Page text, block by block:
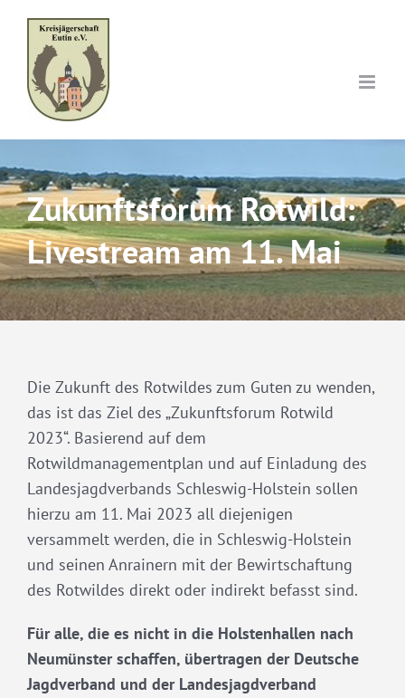
content
Zukunftsforum Rotwild:
Livestream am 11. Mai
Die Zukunft des Rotwildes zum Guten zu wenden,
das ist das Ziel des „Zukunftsforum Rotwild
2023“. Basierend auf dem
Rotwildmanagementplan und auf Einladung des
Landesjagdverbands Schleswig-Holstein sollen
hierzu am 11. Mai 2023 all diejenigen
versammelt werden, die in Schleswig-Holstein
und seinen Anrainern mit der Bewirtschaftung
des Rotwildes direkt oder indirekt befasst sind.
Für alle, die es nicht in die Holstenhallen nach
Neumünster schaffen, übertragen der Deutsche
Jagdverband und der Landesjagdverband